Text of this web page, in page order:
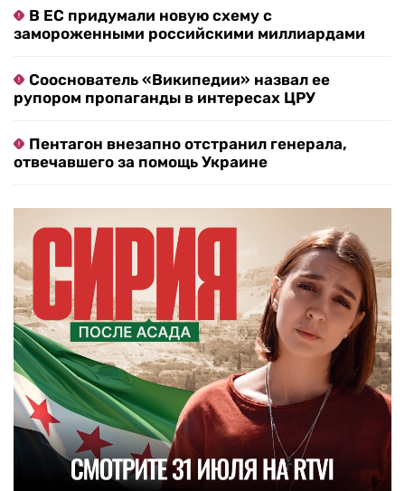
В ЕС придумали новую схему с
замороженными российскими миллиардами
Сооснователь «Википедии» назвал ее
рупором пропаганды в интересах ЦРУ
Пентагон внезапно отстранил генерала,
отвечавшего за помощь Украине